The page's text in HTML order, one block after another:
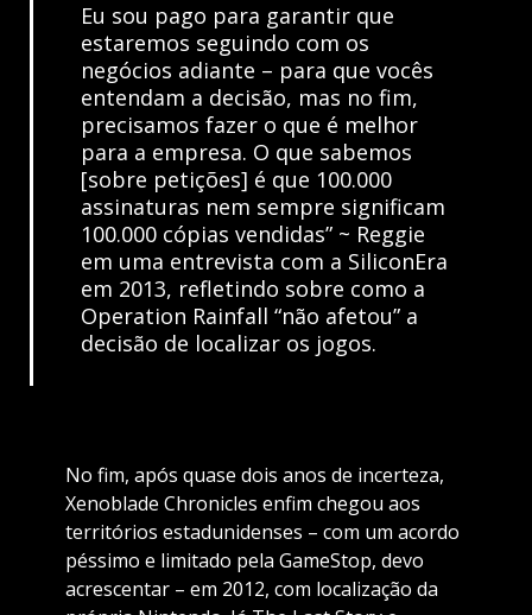
Eu sou pago para garantir que
estaremos seguindo com os
negócios adiante – para que vocês
entendam a decisão, mas no fim,
precisamos fazer o que é melhor
para a empresa. O que sabemos
[sobre petições] é que 100.000
assinaturas nem sempre significam
100.000 cópias vendidas” ~ Reggie
em uma entrevista com a SiliconEra
em 2013, refletindo sobre como a
Operation Rainfall “não afetou” a
decisão de localizar os jogos.
No fim, após quase dois anos de incerteza,
Xenoblade Chronicles enfim chegou aos
territórios estadunidenses – com um acordo
péssimo e limitado pela GameStop, devo
acrescentar – em 2012, com localização da